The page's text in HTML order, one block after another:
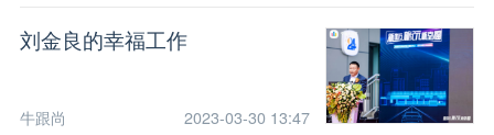
刘金良的幸福工作
牛跟尚 2023-03-30 13:47